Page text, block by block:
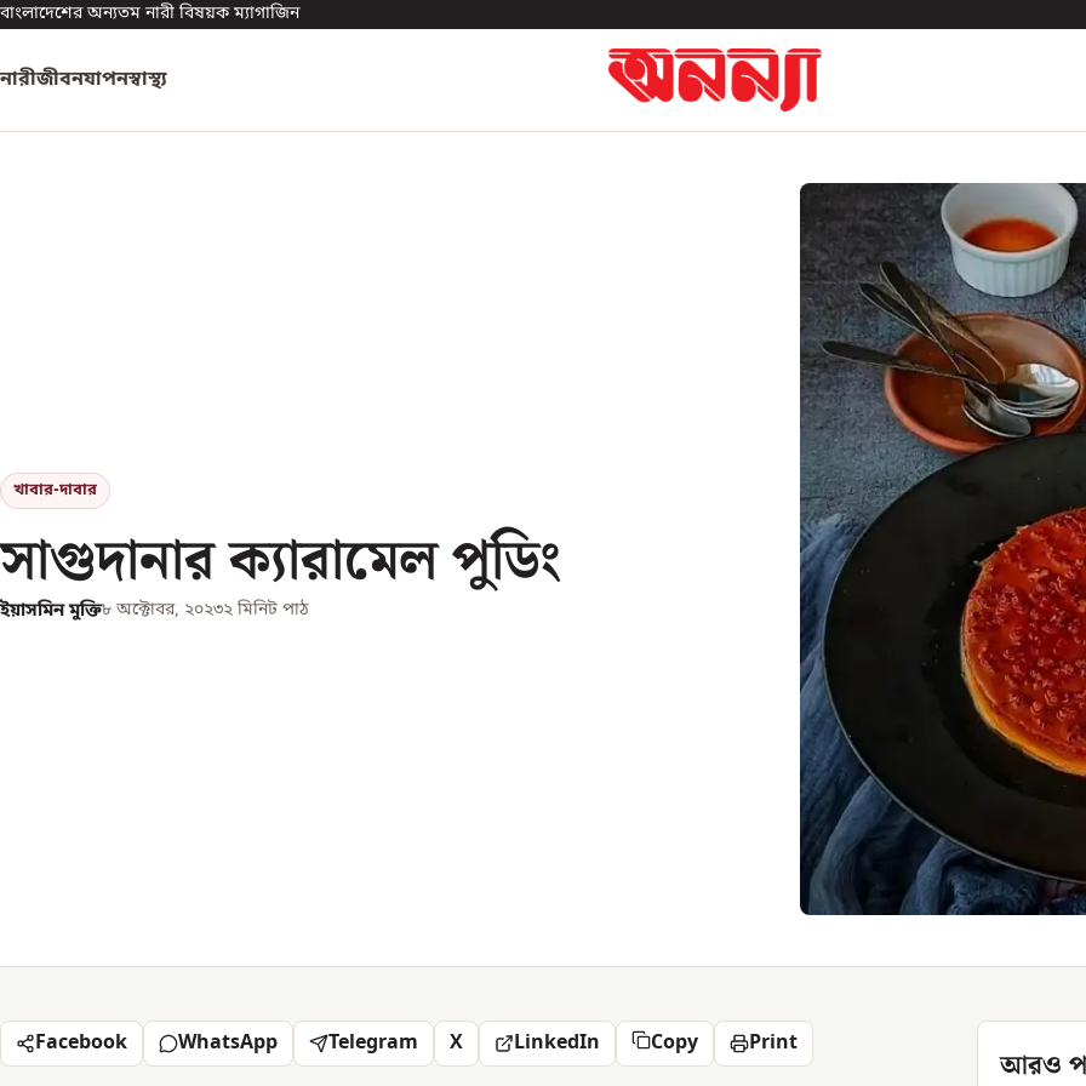
বাংলাদেশের অন্যতম নারী বিষয়ক ম্যাগাজিন
নারীজীবনযাপনস্বাস্থ্য
খাবার-দাবার
সাগুদানার ক্যারামেল পুডিং
ইয়াসমিন মুক্তি৮ অক্টোবর, ২০২৩২ মিনিট পাঠ
Facebook WhatsApp Telegram X LinkedIn Copy Print
আরও